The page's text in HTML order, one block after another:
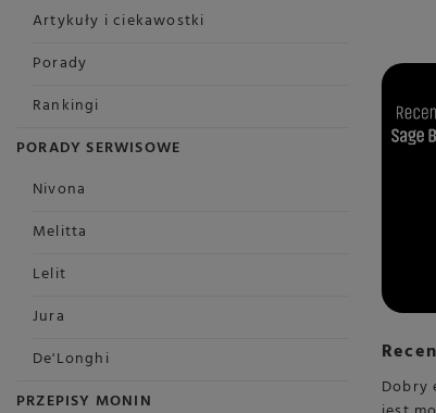
Artykuły i ciekawostki
Porady
Rankingi
PORADY SERWISOWE
Nivona
Melitta
Lelit
Jura
De'Longhi
PRZEPISY MONIN
Dobry